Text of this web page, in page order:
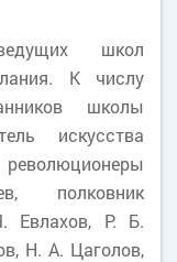
школ
К числу
школы
искусства
полковник
Евлахов, Р. Б.
Н. А. Цаголов,